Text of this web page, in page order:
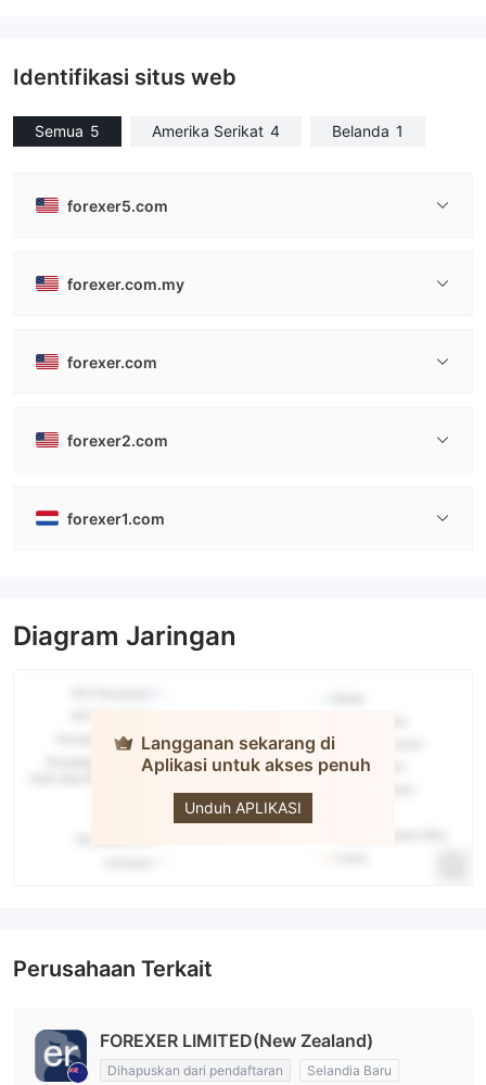
Identifikasi situs web
Semua 5 Amerika Serikat 4 Belanda 1
forexer5.com
forexer.com.my
forexer.com
forexer2.com
forexer1.com
Diagram Jaringan
Langganan sekarang di
Aplikasi untuk akses penuh
Unduh APLIKASI
FOREXer
Perusahaan Terkait
FOREXER LIMITED(New Zealand)
Dihapuskan dari pendaftaran Selandia Baru